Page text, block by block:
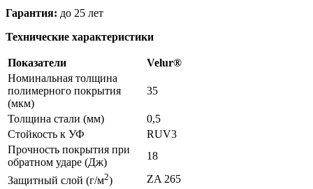
Гарантия: до 25 лет
Технические характеристики
Показатели
Velur®
Номинальная толщина
полимерного покрытия
(мкм)
35
Толщина стали (мм)
0,5
Стойкость к УФ
RUV3
Прочность покрытия при
обратном ударе (Дж)
18
Защитный слой (г/м2)
ZA 265